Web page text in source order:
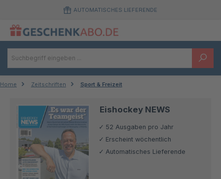
Zum Hauptinhalt springenAUTOMATISCHES LIEFERENDE
Home Zeitschriften Sport & Freizeit
Eishockey NEWS
52 Ausgaben pro Jahr
Erscheint wöchentlich
Automatisches Lieferende